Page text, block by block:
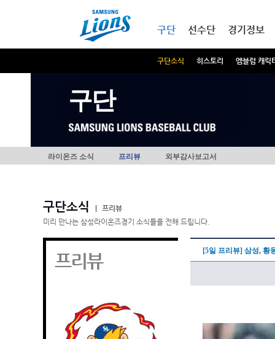
구단
구단소식 히스토리 엠블럼 캐릭
선수단 경기정보
구단
라이온즈 소식 프리뷰 외부감사보고서
구단소식
프리뷰
미리 만나는 삼성라이온즈경기 소식들을 전해 드립니다.
프리뷰 [5일 프리뷰] 삼성, 황